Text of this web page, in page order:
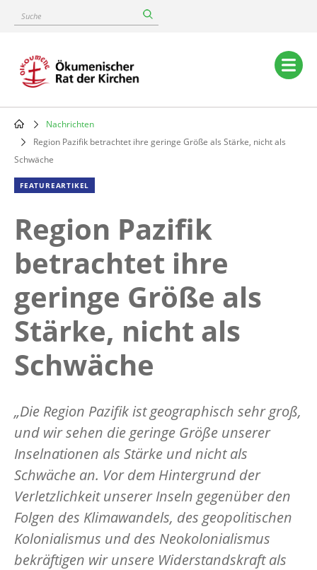
content
Suche
Main
navigation
Breadcrumb
Nachrichten
Region Pazifik betrachtet ihre geringe Größe als Stärke, nicht als
Schwäche
FEATUREARTIKEL
Region Pazifik
betrachtet ihre
geringe Größe als
Stärke, nicht als
Schwäche
„Die Region Pazifik ist geographisch sehr groß,
und wir sehen die geringe Größe unserer
Inselnationen als Stärke und nicht als
Schwäche an. Vor dem Hintergrund der
Verletzlichkeit unserer Inseln gegenüber den
Folgen des Klimawandels, des geopolitischen
Kolonialismus und des Neokolonialismus
bekräftigen wir unsere Widerstandskraft als